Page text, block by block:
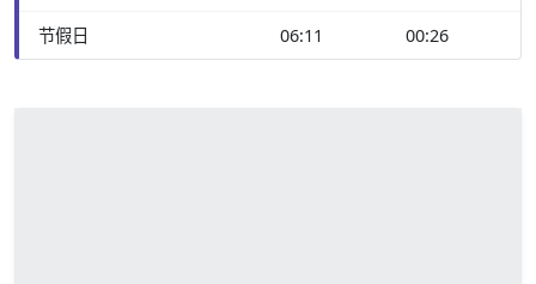
节假日 06:11 00:26